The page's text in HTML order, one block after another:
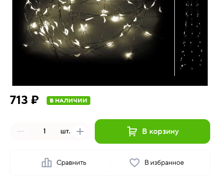
713 ₽ В НАЛИЧИИ
шт. В корзину
Сравнить В избранное